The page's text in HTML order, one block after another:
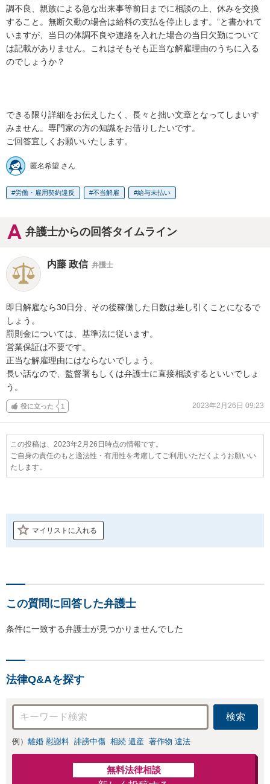
調不良、親族による急な出来事等前日までに相談の上、休みを交換
すること。無断欠勤の場合は給料の支払を停止します。”と書かれて
いますが、当日の体調不良や連絡を入れた場合の当日欠勤について
は記載がありません。これはそもそも正当な解雇理由のうちに入る
のでしょうか？
できる限り詳細をお伝えしたく、長々と拙い文章となってしまいす
みません。専門家の方の知識をお借りしたいです。
ご回答宜しくお願いいたします。
匿名希望 さん
労働・雇用契約違反 不当解雇 給与未払い
弁護士からの回答タイムライン
内藤 政信 弁護士
即日解雇なら30日分、その後稼働した日数は差し引くことになるで
しょう。
罰則金については、基準法に従います。
営業保証は不要です。
正当な解雇理由にはならないでしょう。
長い話なので、監督署もしくは弁護士に直接相談するといいでしょ
う。
役に立った 1 2023年2月26日 09:23
この投稿は、2023年2月26日時点の情報です。
ご自身の責任のもと適法性・有用性を考慮してご利用いただくようお願いい
たします。
マイリストに入れる
この質問に回答した弁護士
条件に一致する弁護士が見つかりませんでした
法律Q&Aを探す
検索
例） 離婚 慰謝料 誹謗中傷 相続 遺産 著作物 違法
無料法律相談